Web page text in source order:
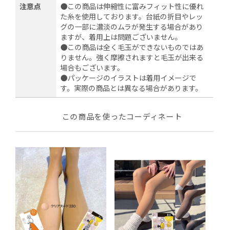
注意点
●この商品は伸縮性に富みフィット性に優れ
た糸を使用しております。台紙の折目やレッ
グの一部に濃淡のムラが発生する場合があり
ますが、着用上は問題ございません。
●この商品は全く毛玉ができないものではあ
りません。強く摩擦されますと毛玉が出来る
場合もございます。
●パッケージのイラストは着用イメージで
す。実際の商品とは異なる場合があります。
この商品を使ったコーディネート